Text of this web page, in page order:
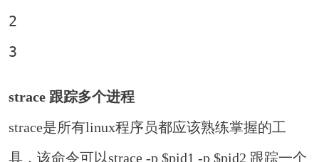
2
3
strace 跟踪多个进程
strace是所有linux程序员都应该熟练掌握的工
具，该命令可以strace -p $pid1 -p $pid2 跟踪一个